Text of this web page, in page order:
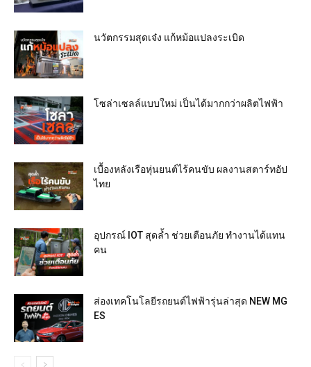
นวัตกรรมสุดเจ๋ง แก้หม้อแปลงระเบิด
โซล่าเซลล์แบบใหม่ เป็นได้มากกว่าผลิตไฟฟ้า
เบื้องหลังเรือหุ่นยนต์ไร้คนขับ ผลงานสตาร์ทอัป
ไทย
อุปกรณ์ IOT สุดล้ำ ช่วยเตือนภัย ทำงานได้แทน
คน
ส่องเทคโนโลยีรถยนต์ไฟฟ้ารุ่นล่าสุด NEW MG
ES